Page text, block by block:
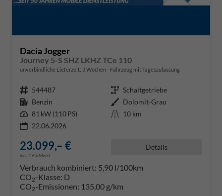
Dacia Jogger
Journey 5-S SHZ LKHZ TCe 110
unverbindliche Lieferzeit: 3 Wochen Fahrzeug mit Tageszulassung
Fahrzeugnr. 544487 Getriebe Schaltgetriebe
Kraftstoff Benzin Außenfarbe Dolomit-Grau
Leistung 81 kW (110 PS) Kilometerstand 10 km
22.06.2026
23.099,– €
incl. 19% MwSt.
Details
Verbrauch kombiniert: 5,90 l/100km
CO2-Klasse: D
CO2-Emissionen: 135,00 g/km